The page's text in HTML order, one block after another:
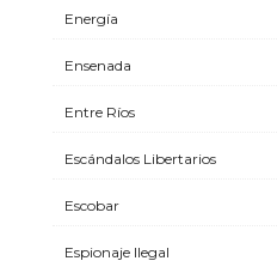
Energía
Ensenada
Entre Ríos
Escándalos Libertarios
Escobar
Espionaje Ilegal